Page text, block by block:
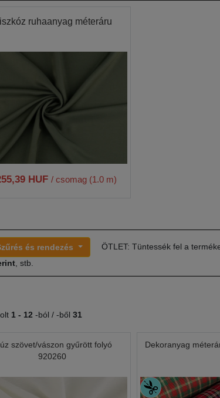
ruhaanyag méteráru
HUF / csomag (1.0 m)
és rendezés ÖTLET: Tüntessék fel a
, stb.
1 - 12 -ból / -ből 31
szövet/vászon gyűrött folyó
920260
Dekoranyag